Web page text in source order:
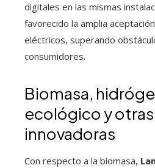
digitales en las mismas
favorecido la amplia
eléctricos, superando
consumidores.
Biomasa,
ecológico y
innovadoras
Con respecto a la biomasa,